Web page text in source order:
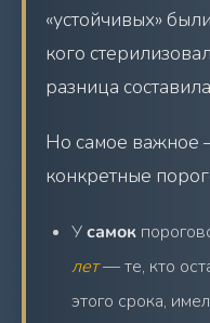
«устойчивых» были
кого
разница составила
Но самое важное
конкретные
Усамок
лет— те, кто
этого срока,